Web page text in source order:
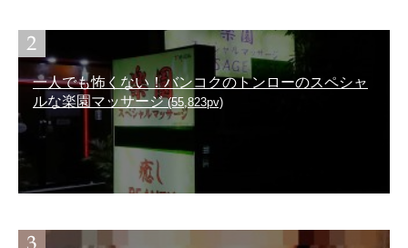
一人でも怖くない！バンコクのトンローのスペシャ
ルな楽園マッサージ(55,823pv)